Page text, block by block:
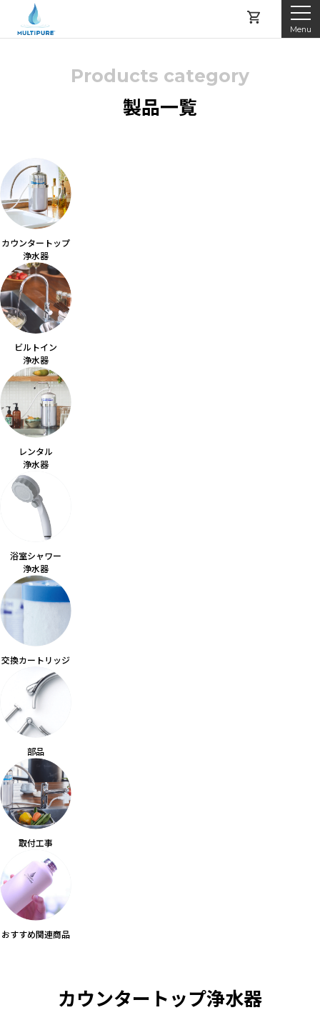
レンタルする
購入する
アフターサービス
よくある質問
お水ブログ
新規会員登録
Menu
Products category
製品一覧
カウンタートップ
浄水器
ビルトイン
浄水器
レンタル
浄水器
浴室シャワー
浄水器
交換カートリッジ
部品
取付工事
おすすめ関連商品
カウンタートップ浄水器